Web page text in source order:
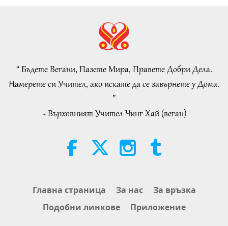
4:25
Because Energy Generated from
Negative Entity
34:52
Важните Новини
Важните Новини 2026-08-07 Преглед
19:35
Selections from “Pistis Sophia” –
Eating Our Way To Extinction,
Part 1 of 6
“ Бъдете Вегани, Пазете Мира, Правете Добри Дела.
Намерете си Учител, ако искате да се завърнете у Дома.
”
~ Върховният Учител Чинг Хай (веган)
Главна страница За нас
За връзка
Подобни линкове
Приложение